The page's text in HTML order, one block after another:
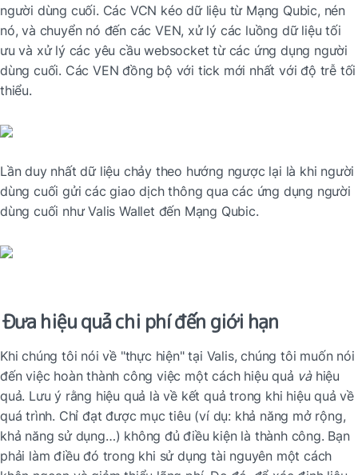
người dùng cuối. Các VCN kéo dữ liệu từ Mạng Qubic, nén
nó, và chuyển nó đến các VEN, xử lý các luồng dữ liệu tối
ưu và xử lý các yêu cầu websocket từ các ứng dụng người
dùng cuối. Các VEN đồng bộ với tick mới nhất với độ trễ tối
thiểu.
Lần duy nhất dữ liệu chảy theo hướng ngược lại là khi người
dùng cuối gửi các giao dịch thông qua các ứng dụng người
dùng cuối như Valis Wallet đến Mạng Qubic.
Đưa hiệu quả chi phí đến giới hạn
Khi chúng tôi nói về "thực hiện" tại Valis, chúng tôi muốn nói
đến việc hoàn thành công việc một cách hiệu quả và hiệu
quả. Lưu ý rằng hiệu quả là về kết quả trong khi hiệu quả về
quá trình. Chỉ đạt được mục tiêu (ví dụ: khả năng mở rộng,
khả năng sử dụng…) không đủ điều kiện là thành công. Bạn
phải làm điều đó trong khi sử dụng tài nguyên một cách